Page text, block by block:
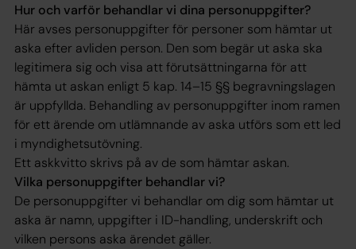
Hur och varför behandlar vi dina personuppgifter?
Här avses personuppgifter för personer som hämtar ut
aska efter avliden person. Den som begär ut aska ska
legitimera sig och visa att förutsättningarna för att
hämta ut askan enligt 5 kap. 14–15 §§ begravningslagen
är uppfyllda. Behandling av personuppgifter inom ramen
för ett ärende om utlämnande av aska utförs som ett led
i myndighetsutövning.
Ett askkvitto skrivs på av de som hämtar askan.
Vilka personuppgifter behandlar vi?
De personuppgifter vi behandlar om dig som hämtar ut
aska är namn, uppgifter i ID-handling, underskrift och
vilken persons aska ärendet gäller.